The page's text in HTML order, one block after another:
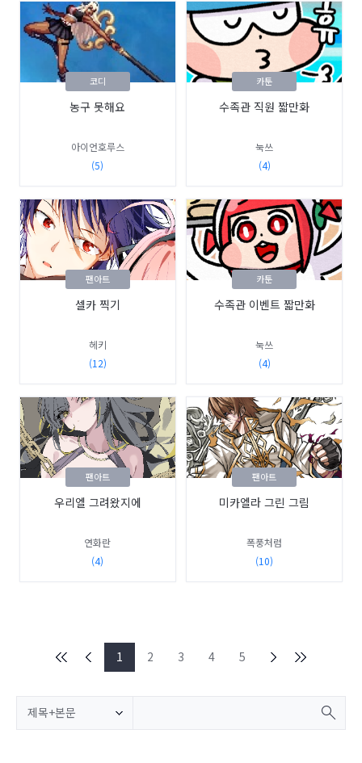
농구 못해요
아이언호루스
(5)
코디
수족관 직원 짧만화
눅쓰
(4)
카툰
셀카 찍기
헤키
(12)
팬아트
수족관 이벤트 짧만화
눅쓰
(4)
카툰
우리엘 그려왔지에
연화란
(4)
팬아트
미카엘라 그린 그림
폭풍처럼
(10)
팬아트
1 2 3 4 5
제목+본문